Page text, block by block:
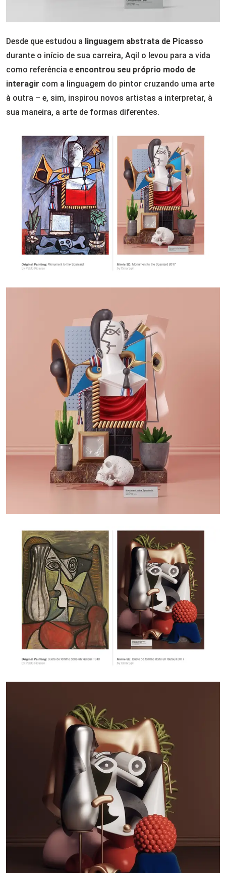
Desde que estudou a linguagem abstrata de Picasso
durante o início de sua carreira, Aqil o levou para a vida
como referência e encontrou seu próprio modo de
interagir com a linguagem do pintor cruzando uma arte
à outra – e, sim, inspirou novos artistas a interpretar, à
sua maneira, a arte de formas diferentes.